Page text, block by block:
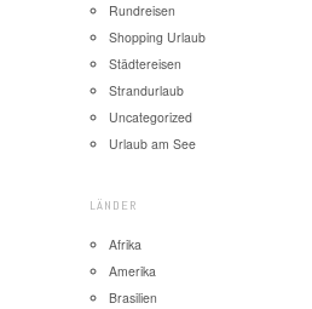
Rundreisen
Shopping Urlaub
Städtereisen
Strandurlaub
Uncategorized
Urlaub am See
LÄNDER
Afrika
Amerika
Brasilien